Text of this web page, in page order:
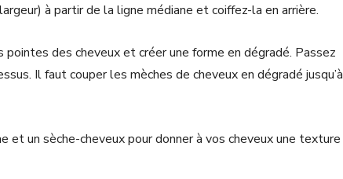
à partir de la ligne médiane et coiffez-la en arrière.
des cheveux et créer une forme en dégradé. Passez
Il faut couper les mèches de cheveux en dégradé jusqu’à
et un sèche-cheveux pour donner à vos cheveux une texture